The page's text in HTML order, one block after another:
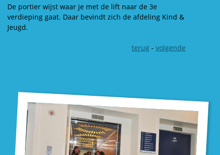
De portier wijst waar je met de lift naar de 3e
verdieping gaat. Daar bevindt zich de afdeling Kind &
Jeugd.
terug - volgende